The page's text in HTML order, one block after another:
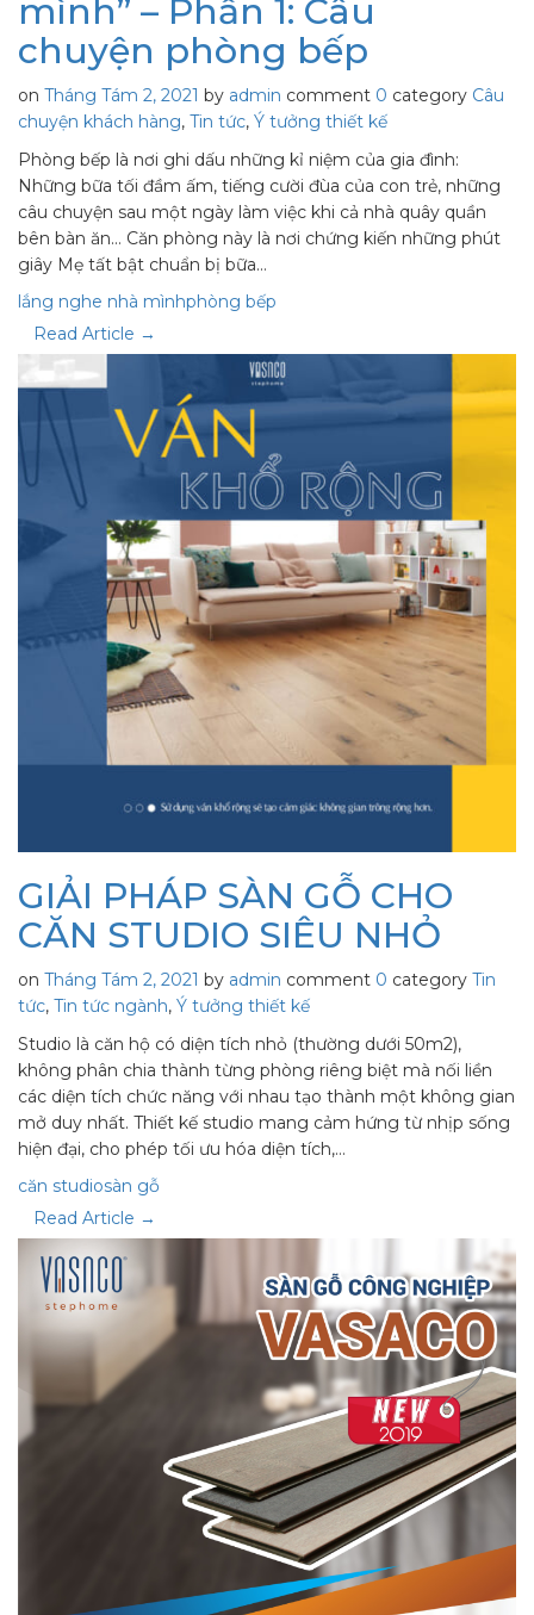
mình” – Phần 1: Câu
chuyện phòng bếp
on Tháng Tám 2, 2021 by admin comment 0 category Câu
chuyện khách hàng, Tin tức, Ý tưởng thiết kế
Phòng bếp là nơi ghi dấu những kỉ niệm của gia đình:
Những bữa tối đầm ấm, tiếng cười đùa của con trẻ, những
câu chuyện sau một ngày làm việc khi cả nhà quây quần
bên bàn ăn… Căn phòng này là nơi chứng kiến những phút
giây Mẹ tất bật chuẩn bị bữa…
lắng nghe nhà mìnhphòng bếp
Read Article →
GIẢI PHÁP SÀN GỖ CHO
CĂN STUDIO SIÊU NHỎ
on Tháng Tám 2, 2021 by admin comment 0 category Tin
tức, Tin tức ngành, Ý tưởng thiết kế
Studio là căn hộ có diện tích nhỏ (thường dưới 50m2),
không phân chia thành từng phòng riêng biệt mà nối liền
các diện tích chức năng với nhau tạo thành một không gian
mở duy nhất. Thiết kế studio mang cảm hứng từ nhịp sống
hiện đại, cho phép tối ưu hóa diện tích,…
căn studiosàn gỗ
Read Article →